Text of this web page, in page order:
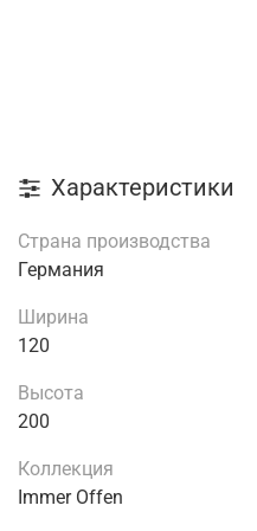
Характеристики
Страна производства
Германия
Ширина
120
Высота
200
Коллекция
Immer Offen